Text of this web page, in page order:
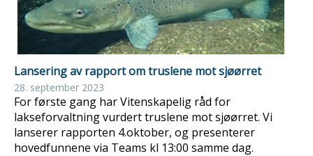
Lansering av rapport om truslene mot sjøørret
28. september 2023
For første gang har Vitenskapelig råd for
lakseforvaltning vurdert truslene mot sjøørret. Vi
lanserer rapporten 4.oktober, og presenterer
hovedfunnene via Teams kl 13:00 samme dag.